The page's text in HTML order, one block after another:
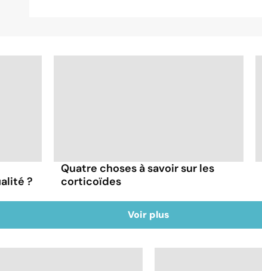
?
Quatre choses à savoir sur les
corticoïdes
Voir plus